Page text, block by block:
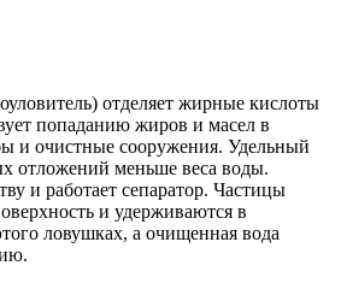
отделяет жирные кислоты
попаданию жиров и масел в
и очистные сооружения. Удельный
отложений меньше веса воды.
и работает сепаратор. Частицы
и удерживаются в
ловушках, а очищенная вода